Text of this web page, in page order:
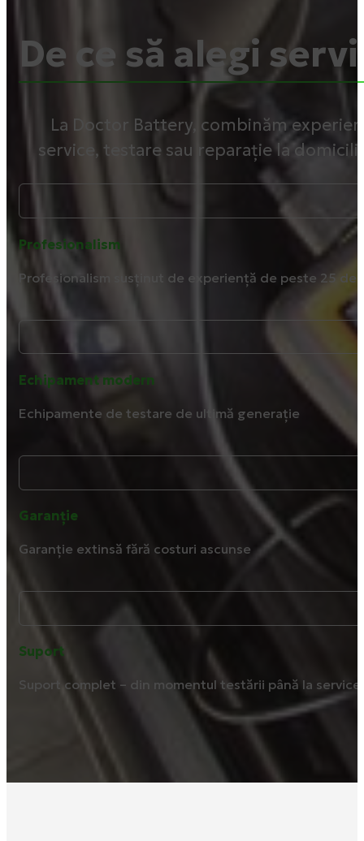
De ce să alegi
La Doctor Battery, combinăm
service, testare sau reparație la
Profesionalism
Profesionalism susținut de experiență de peste 25 de
Echipament modern
Echipamente de testare de ultimă generație
Garanție
Garanție extinsă fără costuri ascunse
Suport
Suport complet – din momentul testării până la